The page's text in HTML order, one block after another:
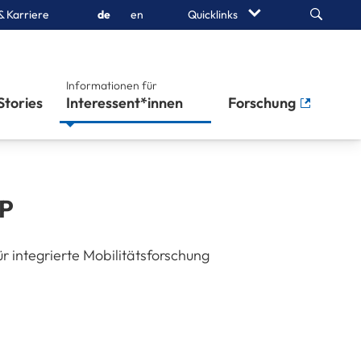
Karriere de en Quicklinks Search
Informationen für
Interessent*innen Forschung
integrierte Mobilitätsforschung